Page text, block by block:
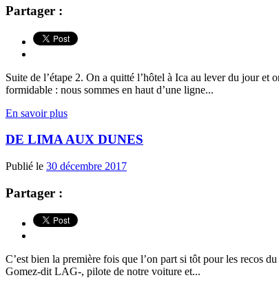
Partager :
Suite de l’étape 2. On a quitté l’hôtel à Ica au lever du jour et
formidable : nous sommes en haut d’une ligne...
En savoir plus
DE LIMA AUX DUNES
Publié le 30 décembre 2017
Partager :
C’est bien la première fois que l’on part si tôt pour les recos
Gomez-dit LAG-, pilote de notre voiture et...